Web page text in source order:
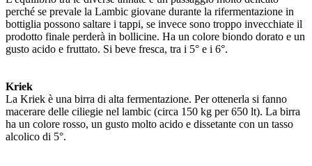
perché se prevale la Lambic giovane durante la rifermentazione in
bottiglia possono saltare i tappi, se invece sono troppo invecchiate il
prodotto finale perderà in bollicine. Ha un colore biondo dorato e un
gusto acido e fruttato. Si beve fresca, tra i 5° e i 6°.
Kriek
La Kriek è una birra di alta fermentazione. Per ottenerla si fanno
macerare delle ciliegie nel lambic (circa 150 kg per 650 lt). La birra
ha un colore rosso, un gusto molto acido e dissetante con un tasso
alcolico di 5°.